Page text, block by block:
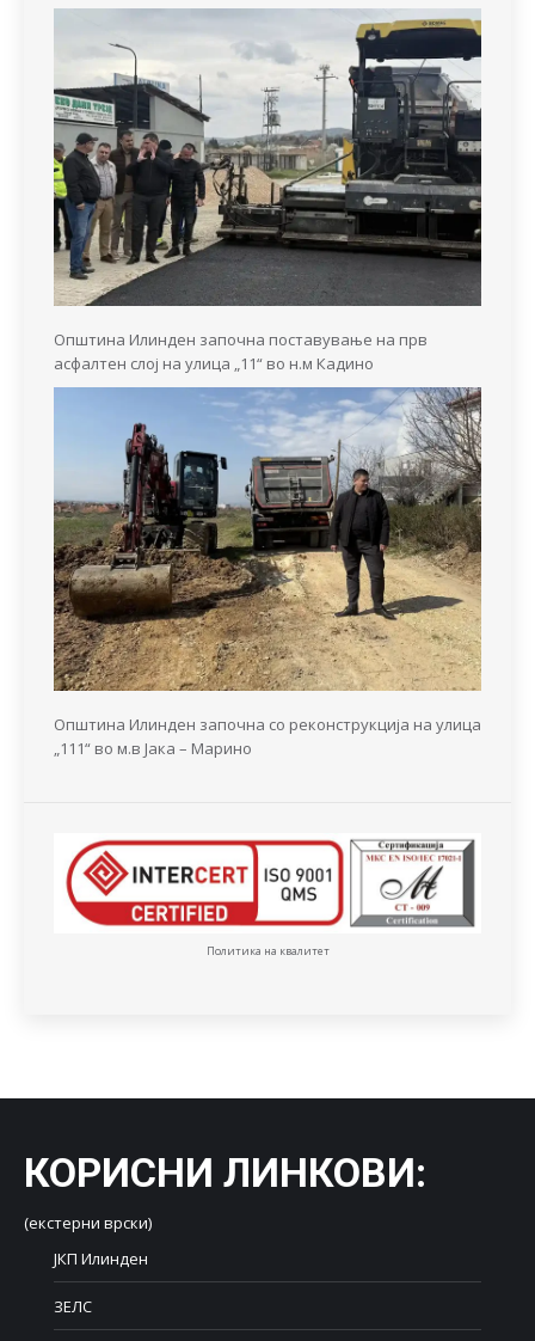
Општина Илинден започна поставување на прв
асфалтен слој на улица „11“ во н.м Кадино
Општина Илинден започна со реконструкција на улица
„111“ во м.в Јака – Марино
Политика на квалитет
КОРИСНИ ЛИНКОВИ:
(екстерни врски)
ЈКП Илинден
ЗЕЛС